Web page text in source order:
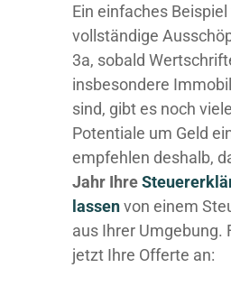
Ein einfaches
vollständige
3a, sobald
insbesondere
sind, gibt es noch
Potentiale um Geld
empfehlen deshalb,
Jahr Ihre
lassenvon einem
aus Ihrer Umgebung.
jetzt Ihre Offerte an: